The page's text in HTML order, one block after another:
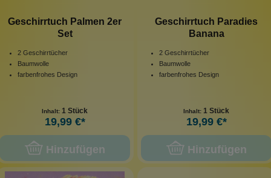
Geschirrtuch Palmen 2er
Set
2 Geschirrtücher
Baumwolle
farbenfrohes Design
Inhalt: 1 Stück
19,99 €*
Hinzufügen
Geschirrtuch Paradies
Banana
2 Geschirrtücher
Baumwolle
farbenfrohes Design
Inhalt: 1 Stück
19,99 €*
Hinzufügen